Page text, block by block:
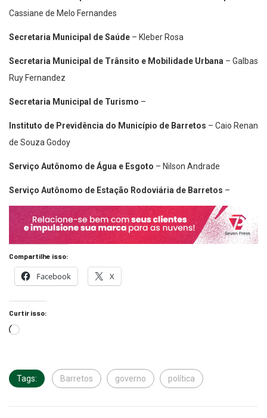
Cassiane de Melo Fernandes
Secretaria Municipal de Saúde – Kleber Rosa
Secretaria Municipal de Trânsito e Mobilidade Urbana – Galbas
Ruy Fernandez
Secretaria Municipal de Turismo –
Instituto de Previdência do Município de Barretos – Caio Renan
de Souza Godoy
Serviço Autônomo de Água e Esgoto – Nilson Andrade
Serviço Autônomo de Estação Rodoviária de Barretos –
Compartilhe isso:
Facebook X
Curtir isso:
Tags: Barretos governo política